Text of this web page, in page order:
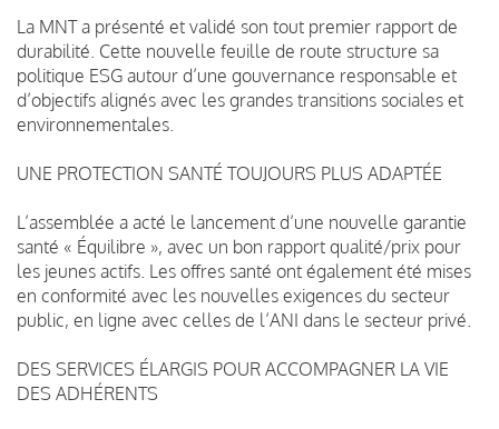
La MNT a présenté et validé son tout premier rapport de
durabilité. Cette nouvelle feuille de route structure sa
politique ESG autour d’une gouvernance responsable et
d’objectifs alignés avec les grandes transitions sociales et
environnementales.
UNE PROTECTION SANTÉ TOUJOURS PLUS ADAPTÉE
L’assemblée a acté le lancement d’une nouvelle garantie
santé « Équilibre », avec un bon rapport qualité/prix pour
les jeunes actifs. Les offres santé ont également été mises
en conformité avec les nouvelles exigences du secteur
public, en ligne avec celles de l’ANI dans le secteur privé.
DES SERVICES ÉLARGIS POUR ACCOMPAGNER LA VIE
DES ADHÉRENTS